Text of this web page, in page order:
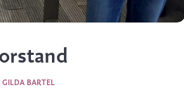
GILDA BARTEL